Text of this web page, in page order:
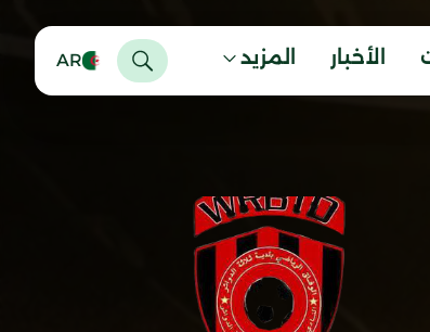
الأخبار المزيد AR